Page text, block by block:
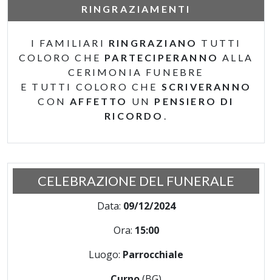
RINGRAZIAMENTI
I FAMILIARI RINGRAZIANO TUTTI
COLORO CHE PARTECIPERANNO ALLA
CERIMONIA FUNEBRE
E TUTTI COLORO CHE SCRIVERANNO
CONAFFETTO UN PENSIERO DI
RICORDO .
CELEBRAZIONE DEL FUNERALE
Data: 09/12/2024
Ora: 15:00
Luogo: Parrocchiale